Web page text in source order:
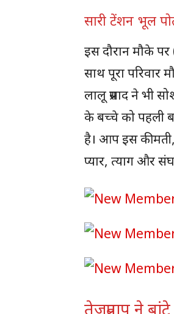
सारी टेंशन भूल
इस दौरान मौके
साथ पूरा परिवार
लालू प्रसाद ने भी
के बच्चे को पहली
है। आप इस
प्यार, त्याग और
तेजप्रताप ने